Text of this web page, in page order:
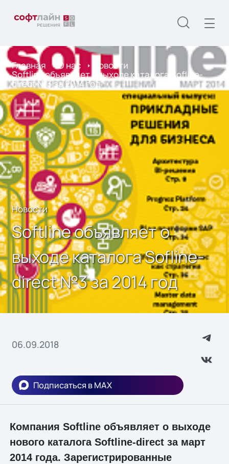
Главная О нас Новости
Softline объявляет о выходе каталога Sofline-
direct №3 за 2014 год
Новости
Softline объявляет о
выходе каталога Sofline-
direct №3 за 2014 год
06.09.2018
Подписаться в MAX
Компания Softline объявляет о выходе
нового каталога Softline-direct за март
2014 года. Зарегистрированные